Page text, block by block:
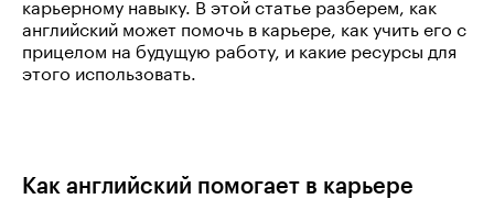
английский может помочь в карьере, как учить его с
прицелом на будущую работу, и какие ресурсы для
этого использовать.
Как английский помогает в карьере